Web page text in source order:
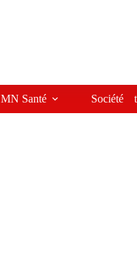
MN Santé Société